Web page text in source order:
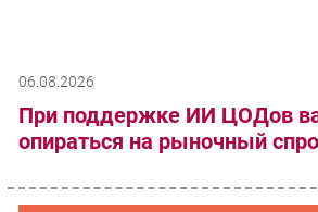
06.08.2026
При поддержке ИИ ЦОДов
опираться на рыночный